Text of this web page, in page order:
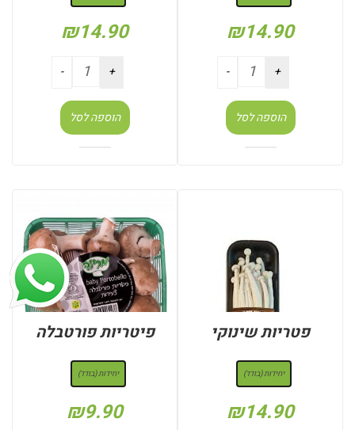
₪14.90
הוספה לסל
₪14.90
הוספה לסל
פטריות שינוקי
יחידות (בודד)
₪14.90
פיטריות פורטבלה
יחידות (בודד)
₪9.90